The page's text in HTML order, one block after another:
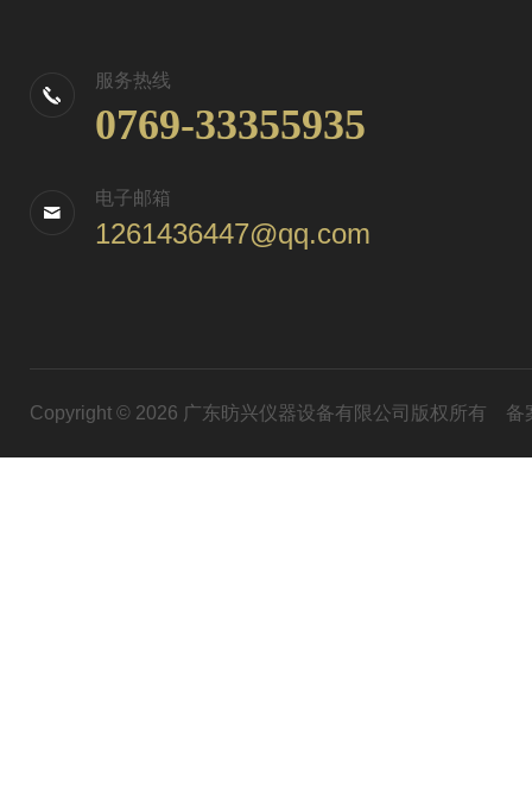
服务热线
0769-33355935
电子邮箱
1261436447@qq.com
Copyright © 2026 广东昉兴仪器设备有限公司版权所有 备